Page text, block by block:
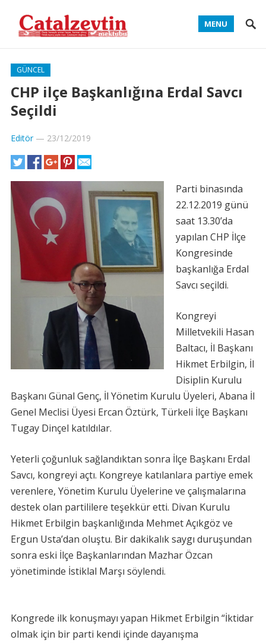
MENU
GÜNCEL
CHP ilçe Başkanlığına Erdal Savcı
Seçildi
Editör— 23/12/2019
Parti binasında
22.12.2019 günü
saat 13.30’da
yapılan CHP İlçe
Kongresinde
başkanlığa Erdal
Savcı seçildi.
Kongreyi
Milletvekili Hasan
Baltacı, İl Başkanı
Hikmet Erbilgin, İl
Disiplin Kurulu
Başkanı Günal Genç, İl Yönetim Kurulu Üyeleri, Abana İl
Genel Meclisi Üyesi Ercan Öztürk, Türkeli İlçe Başkanı
Tugay Dinçel katıldılar.
Yeterli çoğunluk sağlandıktan sonra İlçe Başkanı Erdal
Savcı, kongreyi açtı. Kongreye katılanlara partiye emek
verenlere, Yönetim Kurulu Üyelerine ve çalışmalarına
destek olan partililere teşekkür etti. Divan Kurulu
Hikmet Erbilgin başkanlığında Mehmet Açıkgöz ve
Ergun Usta’dan oluştu. Bir dakikalık saygı duruşundan
sonra eski İlçe Başkanlarından Mazhar Özcan
yönetiminde İstiklal Marşı söylendi.
Kongrede ilk konuşmayı yapan Hikmet Erbilgin “İktidar
olmak için bir parti kendi içinde dayanışma